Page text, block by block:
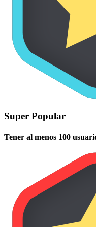
Super Popular
Tener al menos 100